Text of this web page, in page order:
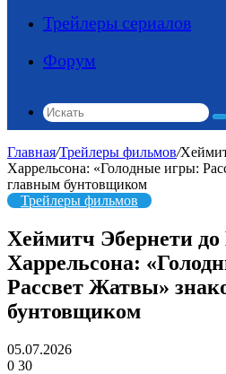
Трейлеры сериалов
Форум
Главная/Трейлеры фильмов/
Харрельсона: «Голодные игры:
главным бунтовщиком
Трейлеры фильмов
Хеймитч Эбернети до
Харрельсона:
Рассвет Жатвы»
бунтовщиком
05.07.2026
0 30